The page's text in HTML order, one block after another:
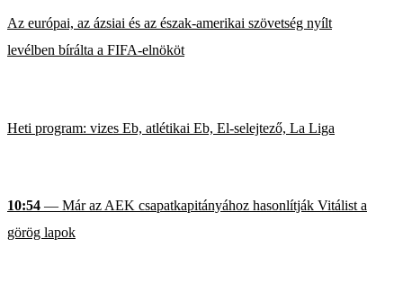
Az európai, az ázsiai és az észak-amerikai szövetség nyílt
levélben bírálta a FIFA-elnököt
Heti program: vizes Eb, atlétikai Eb, El-selejtező, La Liga
10:54 — Már az AEK csapatkapitányához hasonlítják Vitálist a
görög lapok